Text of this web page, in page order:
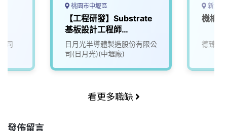
司
桃園市中壢區
【工程研發】Substrate
基板設計工程師
(Cadence)
日月光半導體製造股份有限公
司(日月光)(中壢廠)
新北
機構
德臻科
看更多職缺
發佈留言